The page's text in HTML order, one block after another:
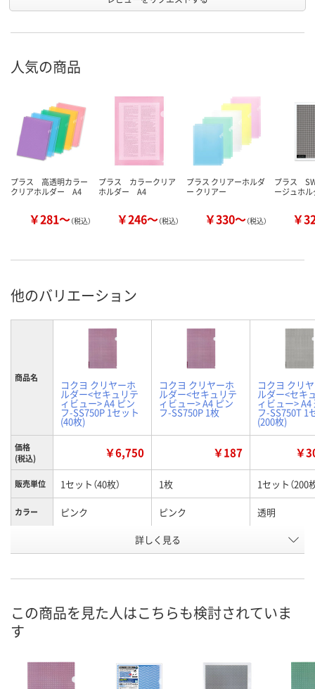
人気の商品
プラス 高透明カラー
クリアホルダー A4
￥281～（税込）
プラス カラークリア
ホルダー A4
￥246～（税込）
プラス クリアーホルダ
ー クリアー
￥330～（税込）
プラス
ージュホ
￥
他のバリエーション
商品名
コクヨ クリヤーホ
ルダー<セキュリテ
ィビュー> A4 ピン
フ-SS750P 1セット
(40枚)
コクヨ クリヤーホ
ルダー<セキュリテ
ィビュー> A4 ピン
フ-SS750P 1枚
コクヨ クリ
ルダー<セキ
ィビュー> A4
フ-SS750T 1
(200枚)
価格
(税込)
￥6,750 ￥187 ￥
販売単位 1セット（40枚） 1枚 1セット（200
カラー ピンク ピンク 透明
HK87508 5015098
お届け日 8月8日（土） 8月8日（土）
ついてご連絡
数量 数量
詳しく見る
この商品を見た人はこちらも検討されていま
す